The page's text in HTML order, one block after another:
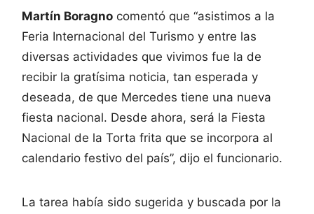
Martín Boragno comentó que “asistimos a la
Feria Internacional del Turismo y entre las
diversas actividades que vivimos fue la de
recibir la gratísima noticia, tan esperada y
deseada, de que Mercedes tiene una nueva
fiesta nacional. Desde ahora, será la Fiesta
Nacional de la Torta frita que se incorpora al
calendario festivo del país”, dijo el funcionario.
La tarea había sido sugerida y buscada por la